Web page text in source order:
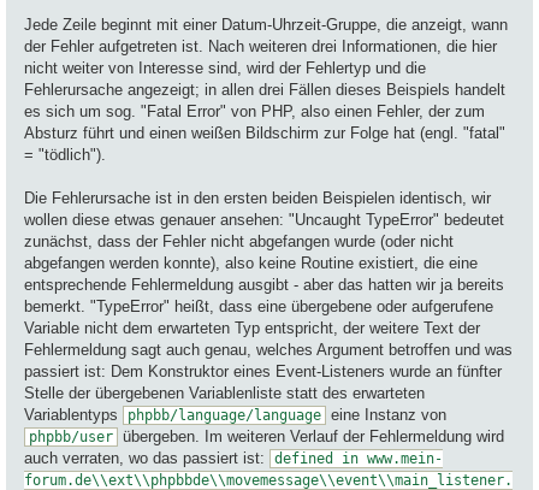
Stack trace:
#0 www.mein-
#1 www.mein-
# 2 www.mein-forum.de\\phpbb\\routing\\router.php( 116
):
#3 www.mein-forum.dehpbb\\routing\\router.php(261):
#4 in www.mein-
Jede Zeile beginnt mit einer Datum-Uhrzeit-Gruppe, die anzeigt, wann
der Fehler aufgetreten ist. Nach weiteren drei Informationen, die hier
nicht weiter von Interesse sind, wird der Fehlertyp und die
Fehlerursache angezeigt; in allen drei Fällen dieses Beispiels handelt
es sich um sog. "Fatal Error" von PHP, also einen Fehler, der zum
Absturz führt und einen weißen Bildschirm zur Folge hat (engl. "fatal"
= "tödlich").
Die Fehlerursache ist in den ersten beiden Beispielen identisch, wir
wollen diese etwas genauer ansehen: "Uncaught TypeError" bedeutet
zunächst, dass der Fehler nicht abgefangen wurde (oder nicht
abgefangen werden konnte), also keine Routine existiert, die eine
entsprechende Fehlermeldung ausgibt - aber das hatten wir ja bereits
bemerkt. "TypeError" heißt, dass eine übergebene oder aufgerufene
Variable nicht dem erwarteten Typ entspricht, der weitere Text der
Fehlermeldung sagt auch genau, welches Argument betroffen und was
passiert ist: Dem Konstruktor eines Event-Listeners wurde an fünfter
Stelle der übergebenen Variablenliste statt des erwarteten
Variablentyps
phpbb/language/language eine Instanz von
phpbb/user
übergeben. Im weiteren Verlauf der Fehlermeldung wird
auch verraten, wo das passiert ist:
defined in www.mein-
forum.de\\ext\\phpbbde\\movemessage\\event\\main_listener.